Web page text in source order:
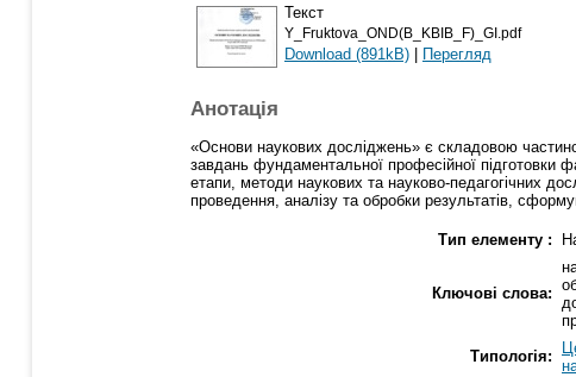
Текст
Y_Fruktova_OND(B_KBIB_F)_GI.pdf
Download (891kB) | Перегляд
Анотація
«Основи наукових досліджень» є складовою
завдань фундаментальної професійної підготовки
етапи, методи наукових та науково-педагогічних
проведення, аналізу та обробки результатів,
Тип елементу :
Ключові слова:
Типологія: